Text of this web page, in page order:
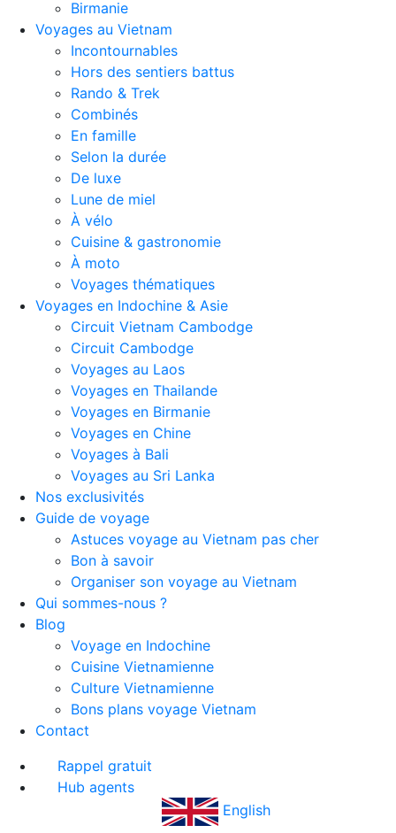
Birmanie
Voyages au Vietnam
Incontournables
Hors des sentiers battus
Rando & Trek
Combinés
En famille
Selon la durée
De luxe
Lune de miel
À vélo
Cuisine & gastronomie
À moto
Voyages thématiques
Voyages en Indochine & Asie
Circuit Vietnam Cambodge
Circuit Cambodge
Voyages au Laos
Voyages en Thailande
Voyages en Birmanie
Voyages en Chine
Voyages à Bali
Voyages au Sri Lanka
Nos exclusivités
Guide de voyage
Astuces voyage au Vietnam pas cher
Bon à savoir
Organiser son voyage au Vietnam
Qui sommes-nous ?
Blog
Voyage en Indochine
Cuisine Vietnamienne
Culture Vietnamienne
Bons plans voyage Vietnam
Contact
Rappel gratuit
Hub agents
English